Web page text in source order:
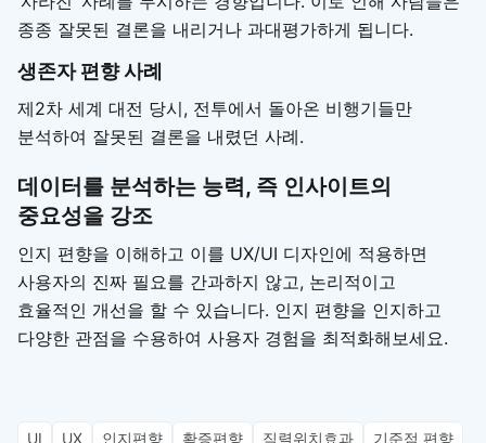
종종 잘못된 결론을 내리거나 과대평가하게 됩니다.
생존자 편향 사례
제2차 세계 대전 당시, 전투에서 돌아온 비행기들만
분석하여 잘못된 결론을 내렸던 사례.
데이터를 분석하는 능력, 즉 인사이트의
중요성을 강조
인지 편향을 이해하고 이를 UX/UI 디자인에 적용하면
사용자의 진짜 필요를 간과하지 않고, 논리적이고
효율적인 개선을 할 수 있습니다. 인지 편향을 인지하고
다양한 관점을 수용하여 사용자 경험을 최적화해보세요.
UI UX 인지편향 확증편향 직렬위치효과 기준점 편향